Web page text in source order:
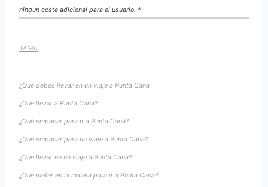
ningún coste adicional para el usuario. *
TAGS:
¿Qué debes llevar en un viaje a Punta Cana
¿Qué llevar a Punta Cana?
¿Qué empacar para ir a Punta Cana?
¿Qué empacar para un viaje a Punta Cana?
¿Que llevar en un viaje a Punta Cana?
¿Qué meter en la maleta para ir a Punta Cana?